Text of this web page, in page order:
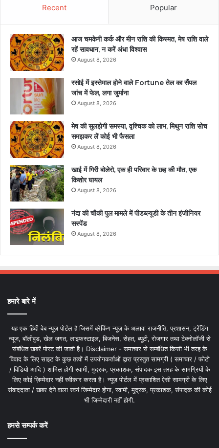
Recent Popular
आज चमकेगी कर्क और मीन राशि की किस्मत, मेष राशि वाले
रहें सावधान, न करें अंधा विश्वास
August 8, 2026
रसोई में इस्तेमाल होने वाले Fortune तेल का सैंपल
जांच में फेल, लगा जुर्माना
August 8, 2026
मेष की सुलझेगी समस्या, वृश्चिक को लाभ, मिथुन राशि सोच
समझकर लें कोई भी फैसला
August 8, 2026
खाई में गिरी बोलेरो, एक ही परिवार के छह की मौत, एक
किशोर घायल
August 8, 2026
नंदा की चौकी पुल मामले में पीडब्ल्यूडी के तीन इंजीनियर
सस्पेंड
August 8, 2026
हमारे बारे में
यह एक हिंदी वेब न्यूज़ पोर्टल है जिसमें ब्रेकिंग न्यूज़ के अलावा राजनीति, प्रशासन, ट्रेंडिंग
न्यूज, बॉलीवुड, खेल जगत, लाइफस्टाइल, बिजनेस, सेहत, ब्यूटी, रोजगार तथा टेक्नोलॉजी से
संबंधित खबरें पोस्ट की जाती है। Disclaimer - समाचार से सम्बंधित किसी भी तरह के
विवाद के लिए साइट के कुछ तत्वों में उपयोगकर्ताओं द्वारा प्रस्तुत सामग्री ( समाचार / फोटो
/ विडियो आदि ) शामिल होगी स्वामी, मुद्रक, प्रकाशक, संपादक इस तरह के सामग्रियों के
लिए कोई ज़िम्मेदार नहीं स्वीकार करता है। न्यूज़ पोर्टल में प्रकाशित ऐसी सामग्री के लिए
संवाददाता / खबर देने वाला स्वयं जिम्मेदार होगा, स्वामी, मुद्रक, प्रकाशक, संपादक की कोई
भी जिम्मेदारी नहीं होगी.
हमसे सम्पर्क करें